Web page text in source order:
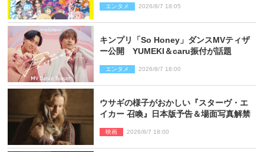
エンタメ 2026/8/7 18:05
キンプリ「So Honey」ダンスMVティザ
ー公開 YUMEKI＆caru振付が話題
エンタメ 2026/8/7 18:00
ウサギの様子がおかしい『スターヴ・エ
イカー 召喚』日本版予告＆場面写真解禁
映画 2026/8/7 18:00